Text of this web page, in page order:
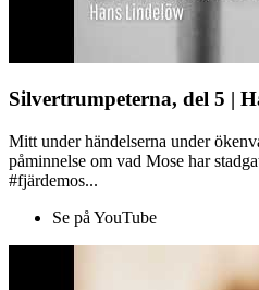
Silvertrumpeterna, del 5 |
Mitt under händelserna under
påminnelse om vad Mose har
#fjärdemos...
Se på YouTube